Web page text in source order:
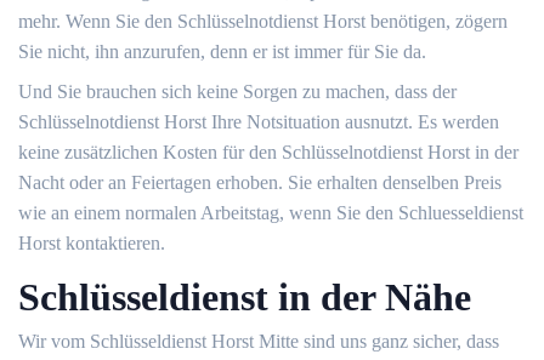
mehr. Wenn Sie den Schlüsselnotdienst Horst benötigen, zögern
Sie nicht, ihn anzurufen, denn er ist immer für Sie da.
Und Sie brauchen sich keine Sorgen zu machen, dass der
Schlüsselnotdienst Horst Ihre Notsituation ausnutzt. Es werden
keine zusätzlichen Kosten für den Schlüsselnotdienst Horst in der
Nacht oder an Feiertagen erhoben. Sie erhalten denselben Preis
wie an einem normalen Arbeitstag, wenn Sie den Schluesseldienst
Horst kontaktieren.
Schlüsseldienst in der Nähe
Wir vom Schlüsseldienst Horst Mitte sind uns ganz sicher, dass